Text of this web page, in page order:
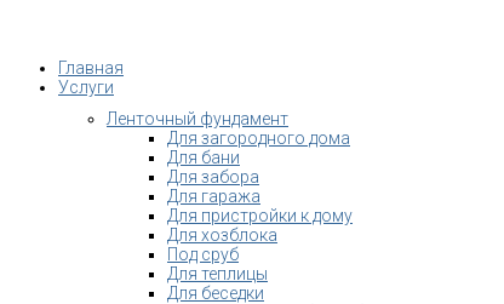
Главная
Услуги
Ленточный фундамент
Для загородного дома
Для бани
Для забора
Для гаража
Для пристройки к дому
Для хозблока
Под сруб
Для теплицы
Для беседки